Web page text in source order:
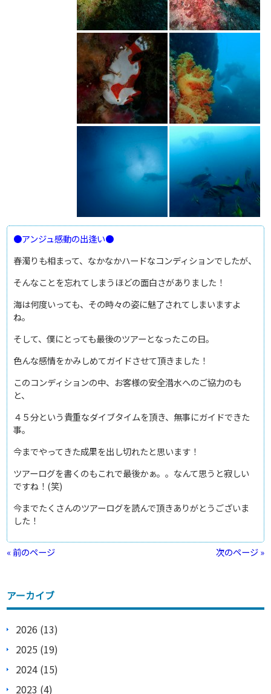
●アンジュ感動の出逢い●
春濁りも相まって、なかなかハードなコンディションでしたが、
そんなことを忘れてしまうほどの面白さがありました！
海は何度いっても、その時々の姿に魅了されてしまいますよ
ね。
そして、僕にとっても最後のツアーとなったこの日。
色んな感情をかみしめてガイドさせて頂きました！
このコンディションの中、お客様の安全潜水へのご協力のも
と、
４５分という貴重なダイブタイムを頂き、無事にガイドできた
事。
今までやってきた成果を出し切れたと思います！
ツアーログを書くのもこれで最後かぁ。。なんて思うと寂しい
ですね！(笑)
今までたくさんのツアーログを読んで頂きありがとうございま
した！
« 前のページ 次のページ »
アーカイブ
2026 (13)
2025 (19)
2024 (15)
2023 (4)